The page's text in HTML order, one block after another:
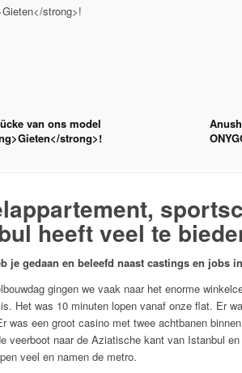
van ons model
strong>!
heeft veel te
je gedaan en beleefd naast castings en jobs
gingen we vaak naar het enorme
Het was 10 minuten lopen vanaf onze flat. Er
was een groot casino met twee achtbanen
veerboot naar de Aziatische kant van Istanbul
veel en namen de metro.